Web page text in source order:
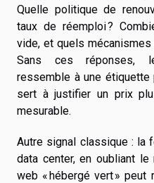
Quelle politique de
taux de réemploi ?
vide, et quels
Sans ces réponses,
ressemble à une étiquette
sert à justifier un prix
mesurable.
Autre signal classique : la
data center, en oubliant
web « hébergé vert »